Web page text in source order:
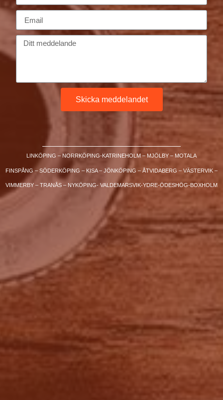
Skicka meddelandet
LINKÖPING – NORRKÖPING-KATRINEHOLM – MJÖLBY – MOTALA
FINSPÅNG – SÖDERKÖPING – KISA – JÖNKÖPING – ÅTVIDABERG – VÄSTERVIK –
VIMMERBY – TRANÅS – NYKÖPING- VALDEMARSVIK-YDRE-ÖDESHÖG-BOXHOLM